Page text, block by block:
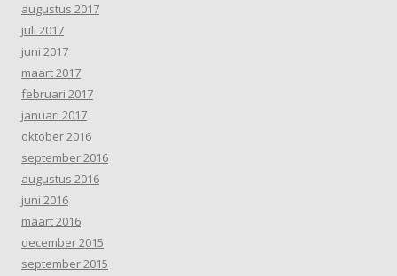
augustus 2017
juli 2017
juni 2017
maart 2017
februari 2017
januari 2017
oktober 2016
september 2016
augustus 2016
juni 2016
maart 2016
december 2015
september 2015